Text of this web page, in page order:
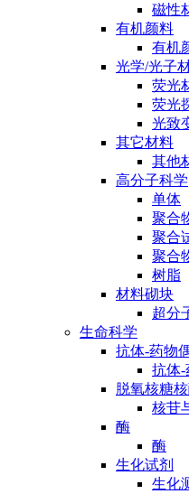
磁性
有机颜料
有机
光学/光子
荧光
荧光
光致
其它材料
其他
高分子科学
单体
聚合
聚合
聚合
树脂
材料砌块
超分
生命科学
抗体-药物
抗体-
脱氧核糖
核苷
酶
酶
生化试剂
生化